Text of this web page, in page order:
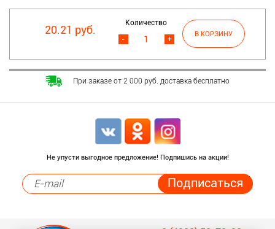
20.21 руб.
Количество
+
-
При заказе от 2 000 руб. доставка бесплатно
Не упусти выгодное предложение! Подпишись на акции!